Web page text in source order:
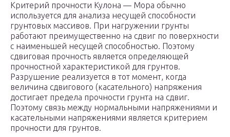
Критерий прочности Кулона — Мора обычно
используется для анализа несущей способности
грунтовых массивов. При нагружении грунты
работают преимущественно на сдвиг по поверхности
с наименьшей несущей способностью. Поэтому
сдвиговая прочность является определяющей
прочностной характеристикой для грунтов.
Разрушение реализуется в тот момент, когда
величина сдвигового (касательного) напряжения
достигает предела прочности грунта на сдвиг.
Поэтому связь между нормальными напряжениями и
касательными напряжениями является критерием
прочности для грунтов.